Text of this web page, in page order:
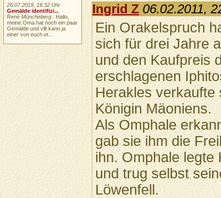
Ingrid Z 06.02.2011,
Ein Orakelspruch
sich für drei Jahre
und den Kaufpreis
erschlagenen
Herakles verkaufte
Königin Mäoniens.
Als Omphale
gab sie ihm die
ihn. Omphale legte
und trug selbst
Löwenfell.
26.07.2019, 16:32 Uhr
Gemälde identifizi...
René Müncheberg : Hallo,
meine Oma hat noch ein paar
Gemälde und vllt kann ja
einer von euch et...